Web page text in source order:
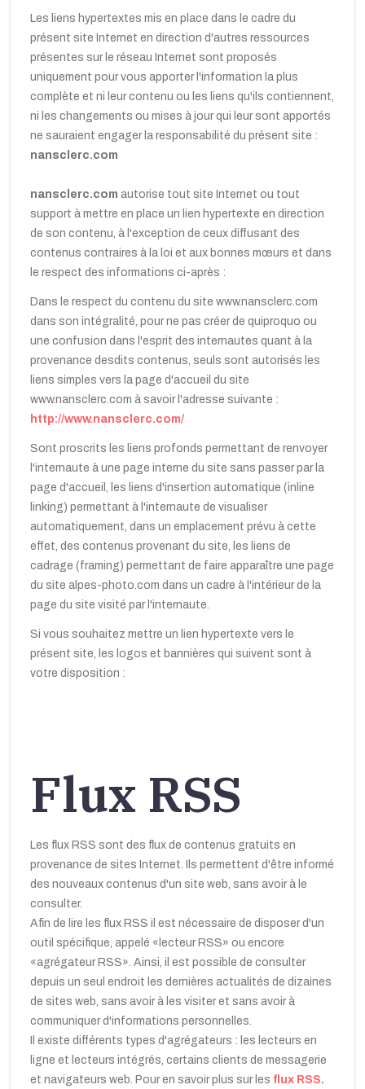
Les liens hypertextes mis en place dans le cadre du
présent site Internet en direction d'autres ressources
présentes sur le réseau Internet sont proposés
uniquement pour vous apporter l'information la plus
complète et ni leur contenu ou les liens qu'ils contiennent,
ni les changements ou mises à jour qui leur sont apportés
ne sauraient engager la responsabilité du présent site :
nansclerc.com
nansclerc.com autorise tout site Internet ou tout
support à mettre en place un lien hypertexte en direction
de son contenu, à l'exception de ceux diffusant des
contenus contraires à la loi et aux bonnes mœurs et dans
le respect des informations ci-après :
Dans le respect du contenu du site www.nansclerc.com
dans son intégralité, pour ne pas créer de quiproquo ou
une confusion dans l'esprit des internautes quant à la
provenance desdits contenus, seuls sont autorisés les
liens simples vers la page d'accueil du site
www.nansclerc.com à savoir l'adresse suivante :
http://www.nansclerc.com/
Sont proscrits les liens profonds permettant de renvoyer
l'internaute à une page interne du site sans passer par la
page d'accueil, les liens d'insertion automatique (inline
linking) permettant à l'internaute de visualiser
automatiquement, dans un emplacement prévu à cette
effet, des contenus provenant du site, les liens de
cadrage (framing) permettant de faire apparaître une page
du site alpes-photo.com dans un cadre à l'intérieur de la
page du site visité par l'internaute.
Si vous souhaitez mettre un lien hypertexte vers le
présent site, les logos et bannières qui suivent sont à
votre disposition :
Flux RSS
Les flux RSS sont des flux de contenus gratuits en
provenance de sites Internet. Ils permettent d'être informé
des nouveaux contenus d'un site web, sans avoir à le
consulter.
Afin de lire les flux RSS il est nécessaire de disposer d'un
outil spécifique, appelé «lecteur RSS» ou encore
«agrégateur RSS». Ainsi, il est possible de consulter
depuis un seul endroit les dernières actualités de dizaines
de sites web, sans avoir à les visiter et sans avoir à
communiquer d'informations personnelles.
Il existe différents types d'agrégateurs : les lecteurs en
ligne et lecteurs intégrés, certains clients de messagerie
et navigateurs web. Pour en savoir plus sur les flux RSS.